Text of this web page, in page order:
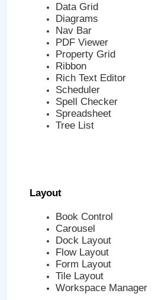
Data Grid
Diagrams
Nav Bar
PDF Viewer
Property Grid
Ribbon
Rich Text Editor
Scheduler
Spell Checker
Spreadsheet
Tree List
Layout
Book Control
Carousel
Dock Layout
Flow Layout
Form Layout
Tile Layout
Workspace Manager